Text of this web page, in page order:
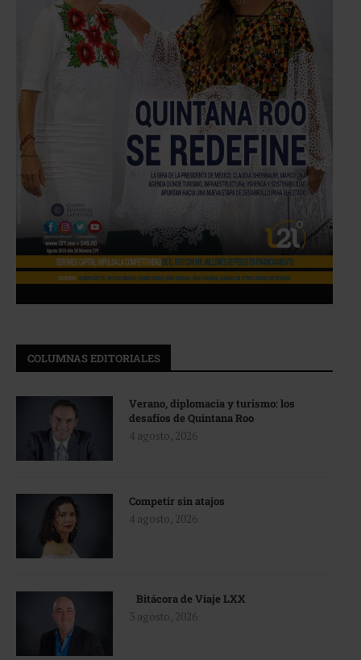
COLUMNAS EDITORIALES
Verano, diplomacia y turismo: los
desafíos de Quintana Roo
4 agosto, 2026
Competir sin atajos
4 agosto, 2026
Bitácora de Viaje LXX
3 agosto, 2026